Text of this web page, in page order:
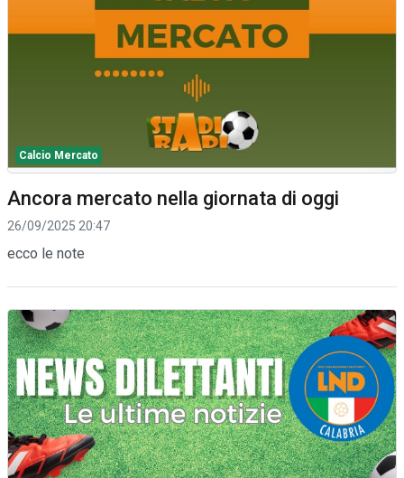
Calcio Mercato
Ancora mercato nella giornata di oggi
26/09/2025 20:47
ecco le note